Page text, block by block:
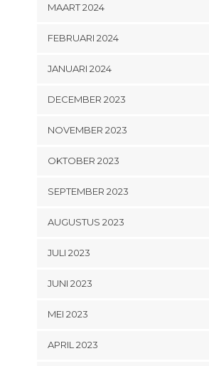
MAART 2024
FEBRUARI 2024
JANUARI 2024
DECEMBER 2023
NOVEMBER 2023
OKTOBER 2023
SEPTEMBER 2023
AUGUSTUS 2023
JULI 2023
JUNI 2023
MEI 2023
APRIL 2023